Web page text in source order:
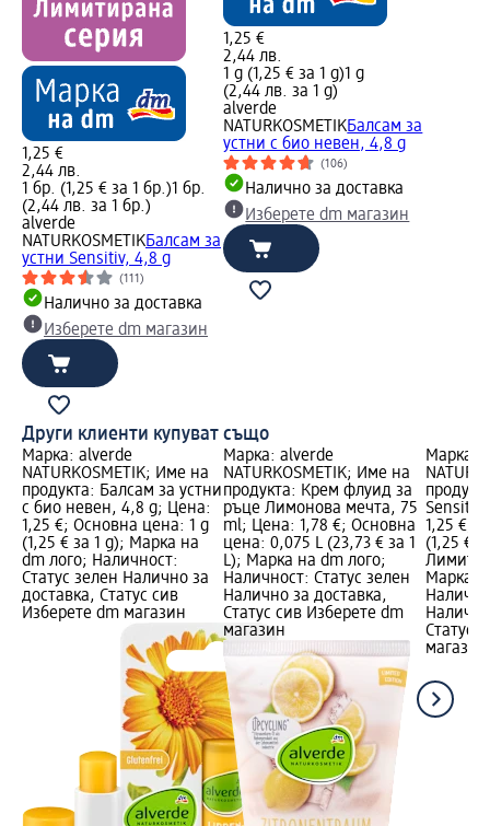
1,25 €
2,44 лв.
1 бр. (1,25 € за 1 бр.)1 бр.
(2,44 лв. за 1 бр.)
alverde
NATURKOSMETIKБалсам за
устни Sensitiv, 4,8 g
(111)
Налично за доставка
Изберете dm магазин
1,25 €
2,44 лв.
1 g (1,25 € за 1 g)1 g
(2,44 лв. за 1 g)
alverde
NATURKOSMETIKБалсам за
устни с био невен, 4,8 g
(106)
Налично за доставка
Изберете dm магазин
Други клиенти купуват също
Марка: alverde
NATURKOSMETIK; Име на
продукта: Балсам за устни
с био невен, 4,8 g; Цена:
1,25 €; Основна цена: 1 g
(1,25 € за 1 g); Марка на
dm лого; Наличност:
Статус зелен Налично за
доставка, Статус сив
Изберете dm магазин
Марка: alverde
NATURKOSMETIK; Име на
продукта: Крем флуид за
ръце Лимонова мечта, 75
ml; Цена: 1,78 €; Основна
цена: 0,075 L (23,73 € за 1
L); Марка на dm лого;
Наличност: Статус зелен
Налично за доставка,
Статус сив Изберете dm
магазин
Марка:
1,25 €;
(1,25 €
Марка
Статус
магазин